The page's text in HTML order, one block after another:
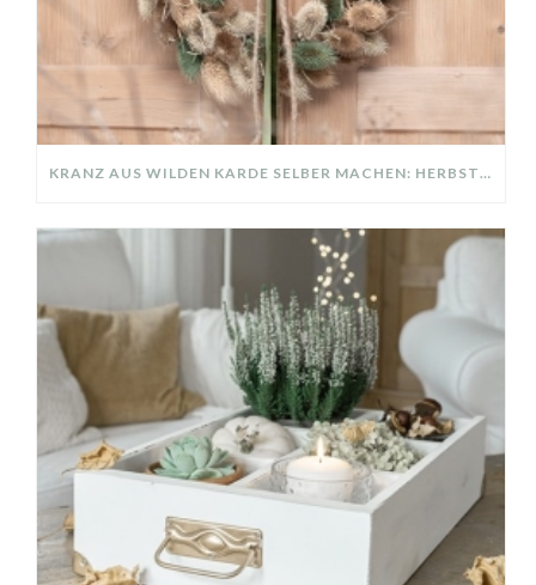
KRANZ AUS WILDEN KARDE SELBER MACHEN: HERBSTDEKO GANZ EINFACH